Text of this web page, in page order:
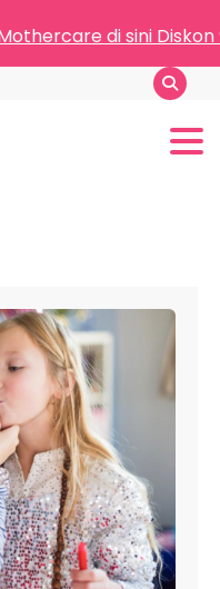
di sini Diskon